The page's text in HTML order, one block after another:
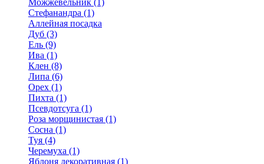
Можжевельник (1)
Стефанандра (1)
Аллейная посадка
Дуб (3)
Ель (9)
Ива (1)
Клен (8)
Липа (6)
Орех (1)
Пихта (1)
Псевдотсуга (1)
Роза морщинистая (1)
Сосна (1)
Туя (4)
Черемуха (1)
Яблоня декоративная (1)